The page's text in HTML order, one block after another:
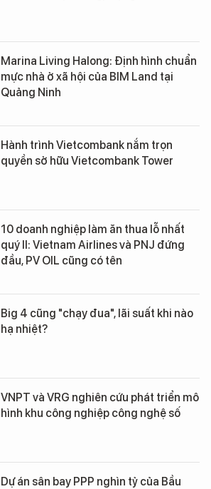
Marina Living Halong: Định hình chuẩn
mực nhà ở xã hội của BIM Land tại
Quảng Ninh
Hành trình Vietcombank nắm trọn
quyền sở hữu Vietcombank Tower
10 doanh nghiệp làm ăn thua lỗ nhất
quý II: Vietnam Airlines và PNJ đứng
đầu, PV OIL cũng có tên
Big 4 cũng "chạy đua", lãi suất khi nào
hạ nhiệt?
VNPT và VRG nghiên cứu phát triển mô
hình khu công nghiệp công nghệ số
Dự án sân bay PPP nghìn tỷ của Bầu